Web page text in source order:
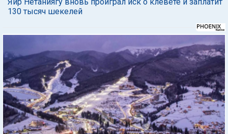
130 тысяч шекелей